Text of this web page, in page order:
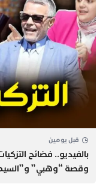
قبل يومين
بالفيديو.. فضائح
وقصة “وهبي”